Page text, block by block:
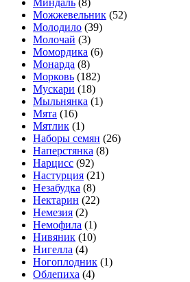
Миндаль (8)
Можжевельник (52)
Молодило (39)
Молочай (3)
Момордика (6)
Монарда (8)
Морковь (182)
Мускари (18)
Мыльнянка (1)
Мята (16)
Мятлик (1)
Наборы семян (26)
Наперстянка (8)
Нарцисс (92)
Настурция (21)
Незабудка (8)
Нектарин (22)
Немезия (2)
Немофила (1)
Нивяник (10)
Нигелла (4)
Ногоплодник (1)
Облепиха (4)